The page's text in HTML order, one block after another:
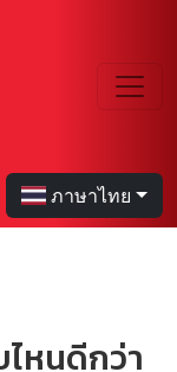
ภาษาไทย
หนดีกว่า